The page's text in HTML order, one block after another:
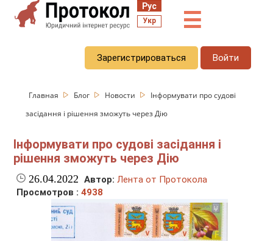
Рус
Укр ☰
Зарегистрироваться Войти
Главная Блог Новости
Інформувати про судові
засідання і рішення зможуть через Дію
Інформувати про судові засідання і
рішення зможуть через Дію
26.04.2022 Автор: Лента от Протокола
Просмотров :4938